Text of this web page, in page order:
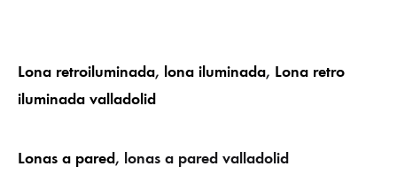
Lona retroiluminada, lona iluminada, Lona retro
iluminada valladolid
Lonas a pared, lonas a pared valladolid